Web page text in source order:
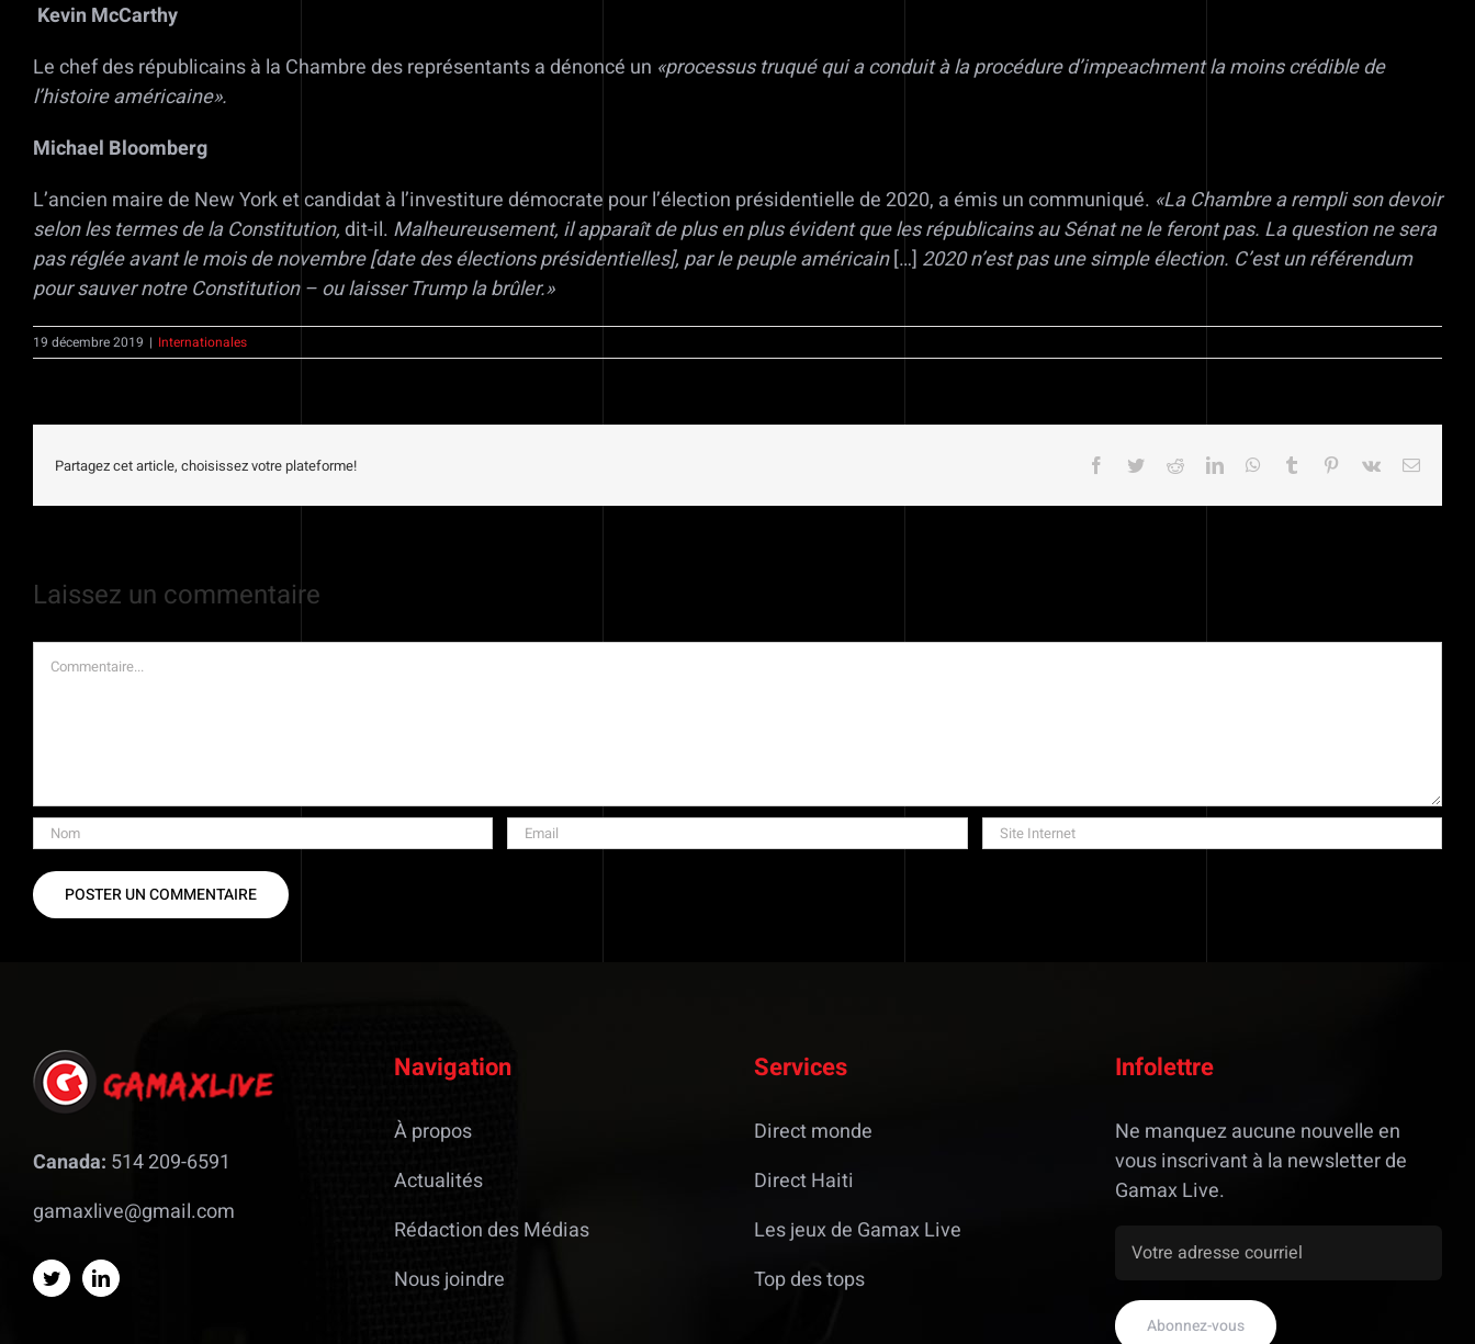
Kevin McCarthy
Le chef des républicains à la Chambre des représentants a dénoncé un «processus truqué qui a conduit à la procédure d’impeachment la moins crédible de
l’histoire américaine».
Michael Bloomberg
L’ancien maire de New York et candidat à l’investiture démocrate pour l’élection présidentielle de 2020, a émis un communiqué. «La Chambre a rempli son devoir
selon les termes de la Constitution,dit-il. Malheureusement, il apparaît de plus en plus évident que les républicains au Sénat ne le feront pas. La question ne sera
pas réglée avant le mois de novembre [date des élections présidentielles], par le peuple américain[…] 2020 n’est pas une simple élection. C’est un référendum
pour sauver notre Constitution – ou laisser Trump la brûler.»
19 décembre 2019 | Internationales
Partagez cet article, choisissez votre plateforme! Facebook
TwitterRedditLinkedInWhatsApp
Tumblr Pinterest
Vk Email
Laissez un commentaire
Commentaire
Canada: 514 209-6591
gamaxlive@gmail.com
Navigation
À propos
Actualités
Rédaction des Médias
Nous joindre
Services
Direct monde
Direct Haiti
Les jeux de Gamax Live
Top des tops
Infolettre
Ne manquez aucune nouvelle en
vous inscrivant à la newsletter de
Gamax Live.